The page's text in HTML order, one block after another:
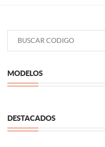
MODELOS
DESTACADOS